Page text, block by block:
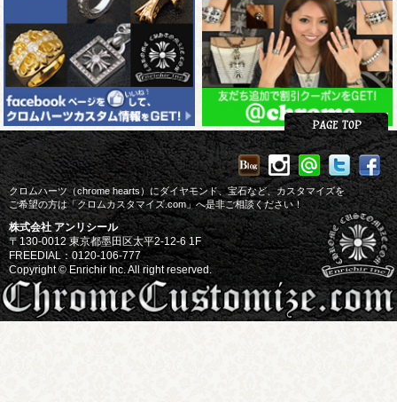
クロムハーツ（chrome hearts）にダイヤモンド、宝石など、カスタマイズを
ご希望の方は「クロムカスタマイズ.com」へ是非ご相談ください！
株式会社 アンリシール
〒130-0012 東京都墨田区太平2-12-6 1F
FREEDIAL：0120-106-777
Copyright © Enrichir Inc. All right reserved.